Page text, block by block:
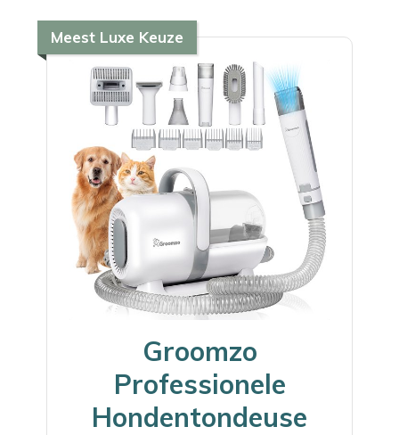
Meest Luxe Keuze
Groomzo
Professionele
Hondentondeuse